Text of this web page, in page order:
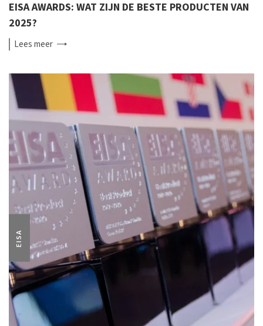
EISA AWARDS: WAT ZIJN DE BESTE PRODUCTEN VAN
2025?
Leesmeer
EISA